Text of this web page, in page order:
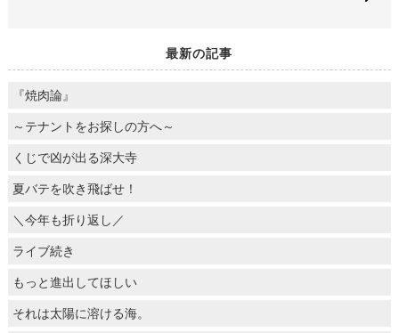
最新の記事
『焼肉論』
～テナントをお探しの方へ～
くじで凶が出る深大寺
夏バテを吹き飛ばせ！
＼今年も折り返し／
ライブ続き
もっと進出してほしい
それは太陽に溶ける海。